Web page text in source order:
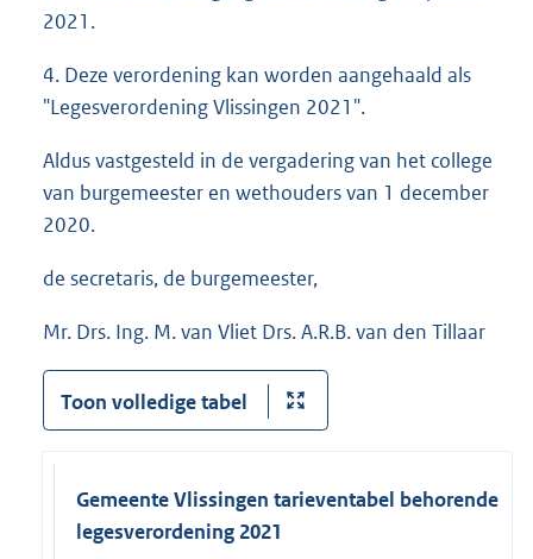
2021.
4. Deze verordening kan worden aangehaald als
"Legesverordening Vlissingen 2021".
Aldus vastgesteld in de vergadering van het college
van burgemeester en wethouders van 1 december
2020.
de secretaris, de burgemeester,
Mr. Drs. Ing. M. van Vliet Drs. A.R.B. van den Tillaar
Toon volledige tabel
Gemeente Vlissingen tarieventabel behorende bij
legesverordening 2021